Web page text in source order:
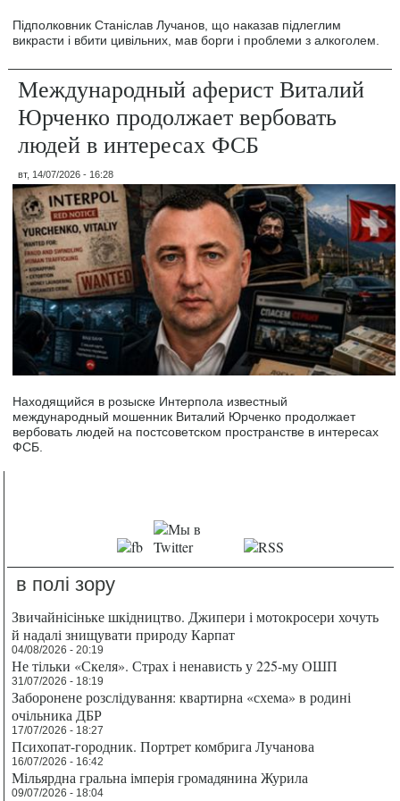
Підполковник Станіслав Лучанов, що наказав підлеглим
викрасти і вбити цивільних, мав борги і проблеми з алкоголем.
Международный аферист Виталий
Юрченко продолжает вербовать
людей в интересах ФСБ
вт, 14/07/2026 - 16:28
Находящийся в розыске Интерпола известный
международный мошенник Виталий Юрченко продолжает
вербовать людей на постсоветском пространстве в интересах
ФСБ.
в полі зору
Звичайнісіньке шкідництво. Джипери і мотокросери хочуть
й надалі знищувати природу Карпат
04/08/2026 - 20:19
Не тільки «Скеля». Страх і ненависть у 225-му ОШП
31/07/2026 - 18:19
Заборонене розслідування: квартирна «схема» в родині
очільника ДБР
17/07/2026 - 18:27
Психопат-городник. Портрет комбрига Лучанова
16/07/2026 - 16:42
Мільярдна гральна імперія громадянина Журила
09/07/2026 - 18:04